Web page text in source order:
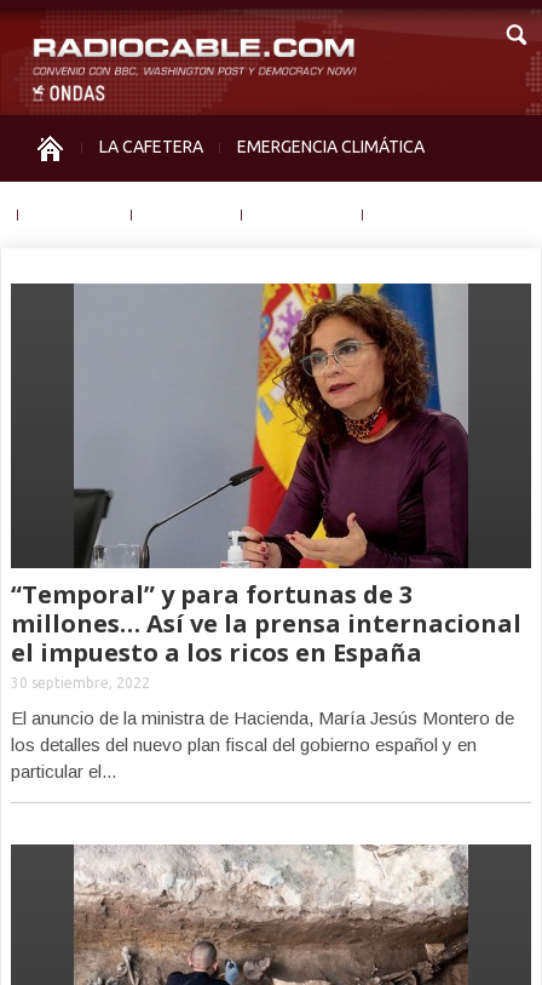
LA CAFETERA EMERGENCIA CLIMÁTICA
“Temporal” y para fortunas de 3
millones… Así ve la prensa internacional
el impuesto a los ricos en España
30 septiembre, 2022
El anuncio de la ministra de Hacienda, María Jesús Montero de
los detalles del nuevo plan fiscal del gobierno español y en
particular el...